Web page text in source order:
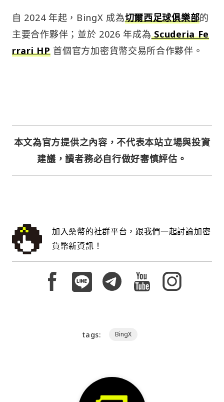
自 2024 年起，BingX 成為切爾西足球俱樂部的
主要合作夥伴；並於 2026 年成為Scuderia Fe
rrari HP首個官方加密貨幣交易所合作夥伴。
本文為官方提供之內容，不代表本站立場與投資
建議，讀者務必自行做好審慎評估。
加入桑幣的社群平台，跟我們一起討論加密
貨幣新資訊！
tags: BingX